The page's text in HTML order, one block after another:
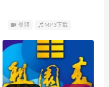
视频 MP3下载